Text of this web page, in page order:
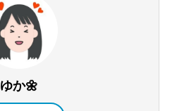
ゆか🌼